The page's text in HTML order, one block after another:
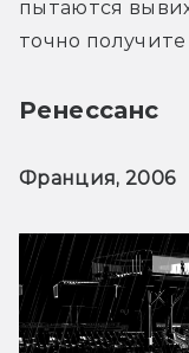
пытаются
точно
Ренессанс
Франция, 2006